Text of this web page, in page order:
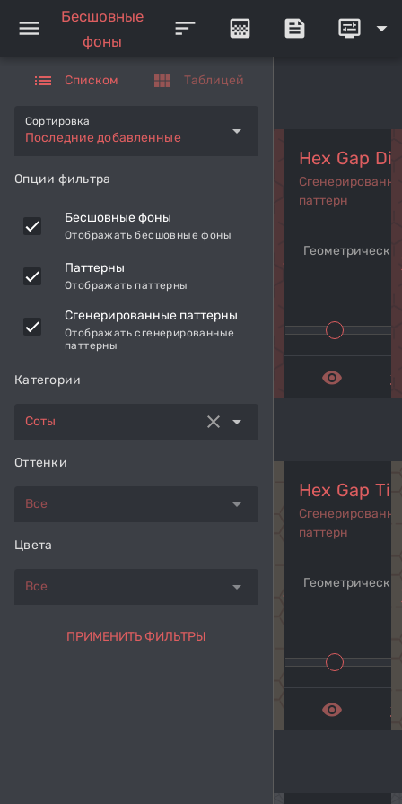
menu
Бесшовные
фоны
sort gradient feed display_settings arrow_drop_down
list Списком view_module Таблицей
Последние добавленные
Сортировка arrow_drop_down
Опции фильтра
Бесшовные фоны
Отображать бесшовные фоны
Паттерны
Отображать паттерны
Сгенерированные паттерны
Отображать сгенерированные
паттерны
Категории
Соты clear arrow_drop_down
Оттенки
Все arrow_drop_down
Цвета
Все arrow_drop_down
ПРИМЕНИТЬ ФИЛЬТРЫ
navigate_before
Hex Gap
паттерн
remove_red_eye
navigate_before
Hex Gap
паттерн
remove_red_eye